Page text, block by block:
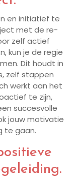
en initiatief te
met de re-
zelf actief
kun je de regie
Dit houdt in
zelf stappen
werkt aan het
te zijn,
succesvolle
jouw motivatie
te gaan.